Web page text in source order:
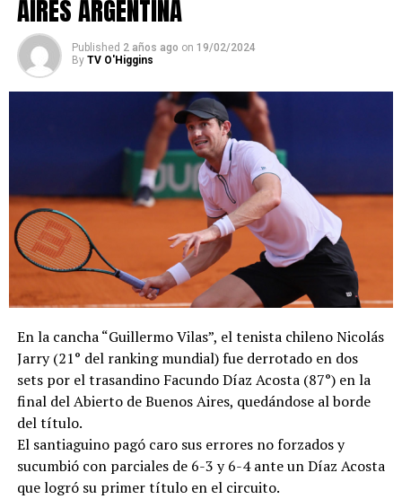
AIRES ARGENTINA
Published 2 años ago on 19/02/2024
By TV O'Higgins
En la cancha “Guillermo Vilas”, el tenista chileno Nicolás
Jarry (21° del ranking mundial) fue derrotado en dos
sets por el trasandino Facundo Díaz Acosta (87°) en la
final del Abierto de Buenos Aires, quedándose al borde
del título.
El santiaguino pagó caro sus errores no forzados y
sucumbió con parciales de 6-3 y 6-4 ante un Díaz Acosta
que logró su primer título en el circuito.